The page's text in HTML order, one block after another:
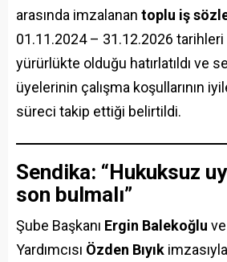
arasında imzalanan toplu iş
01.11.2024 – 31.12.2026 tarihleri
yürürlükte olduğu hatırlatıldı ve
üyelerinin çalışma koşullarının
süreci takip ettiği belirtildi.
Sendika: “Hukuksuz
son bulmalı”
Şube Başkanı Ergin Balekoğlu
Yardımcısı Özden Bıyık